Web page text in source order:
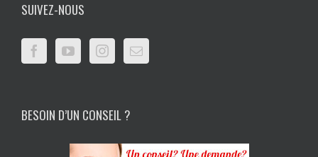
SUIVEZ-NOUS
BESOIN D’UN CONSEIL ?